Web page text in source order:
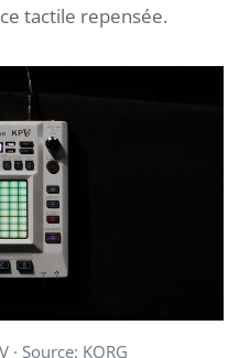
tactile repensée.
· Source: KORG